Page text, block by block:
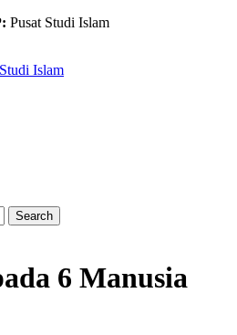
Pusat Studi Islam
6 Manusia